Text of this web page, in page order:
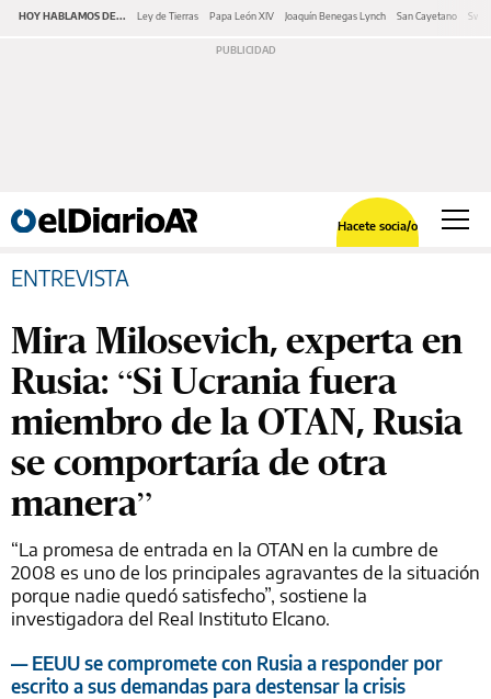
HOY HABLAMOS DE... Ley de Tierras Papa León XIV Joaquín Benegas Lynch San Cayetano
Hacete socia/o
ENTREVISTA
Mira Milosevich, experta en
Rusia: “Si Ucrania fuera
miembro de la OTAN, Rusia
se comportaría de otra
manera”
“La promesa de entrada en la OTAN en la cumbre de
2008 es uno de los principales agravantes de la situación
porque nadie quedó satisfecho”, sostiene la
investigadora del Real Instituto Elcano.
— EEUU se compromete con Rusia a responder por
escrito a sus demandas para destensar la crisis